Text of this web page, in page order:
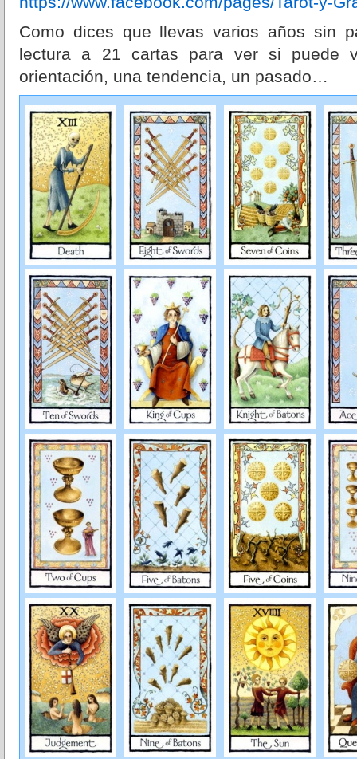
Como dices que llevas varios años sin
lectura a 21 cartas para ver si puede
orientación, una tendencia, un pasado…